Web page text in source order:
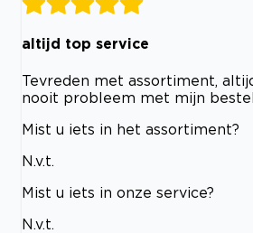
altijd top service
Tevreden met assortiment,
nooit probleem met mijn
Mist u iets in het assortiment?
N.v.t.
Mist u iets in onze service?
N.v.t.